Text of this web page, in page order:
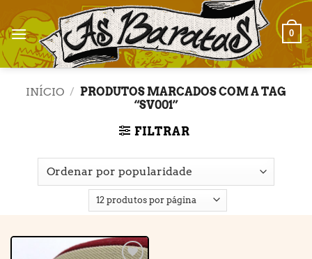
to
content
0
INÍCIO / PRODUTOS MARCADOS COM A TAG
“SV001”
FILTRAR